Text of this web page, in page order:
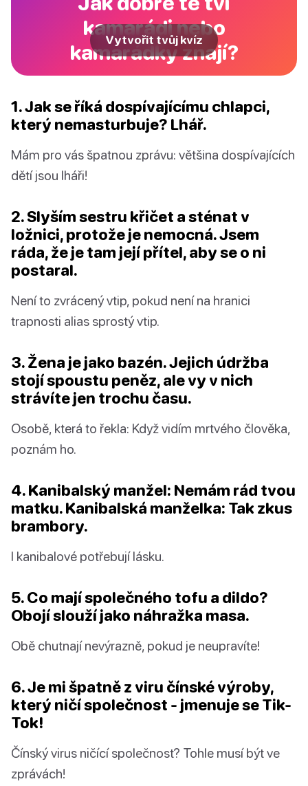
kamarádi nebo
kamarádky znají?
Vytvořit tvůj kvíz
1. Jak se říká dospívajícímu chlapci,
který nemasturbuje? Lhář.
Mám pro vás špatnou zprávu: většina dospívajících
dětí jsou lháři!
2. Slyším sestru křičet a sténat v
ložnici, protože je nemocná. Jsem
ráda, že je tam její přítel, aby se o ni
postaral.
Není to zvrácený vtip, pokud není na hranici
trapnosti alias sprostý vtip.
3. Žena je jako bazén. Jejich údržba
stojí spoustu peněz, ale vy v nich
strávíte jen trochu času.
Osobě, která to řekla: Když vidím mrtvého člověka,
poznám ho.
4. Kanibalský manžel: Nemám rád tvou
matku. Kanibalská manželka: Tak zkus
brambory.
I kanibalové potřebují lásku.
5. Co mají společného tofu a dildo?
Obojí slouží jako náhražka masa.
Obě chutnají nevýrazně, pokud je neupravíte!
6. Je mi špatně z viru čínské výroby,
který ničí společnost - jmenuje se Tik-
Tok!
Čínský virus ničící společnost? Tohle musí být ve
zprávách!